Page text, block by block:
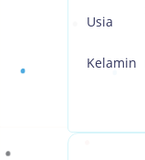
Usia
Kelamin